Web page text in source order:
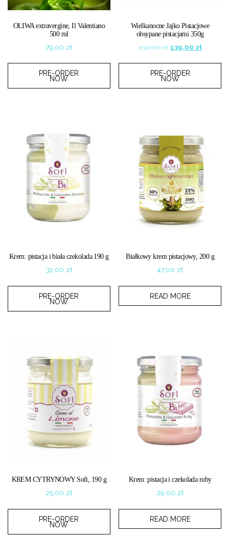
OLIWA extravergine, Il Valentiano
500 ml
79,00 zł
PRE-ORDER
NOW
Wielkanocne Jajko Pistacjowe
obsypane pistacjami 350g
159,00zł Original
159,00 zł.
139,00 złCurrent
PRE-ORDER
NOW
Krem: pistacja i biała czekolada 190 g
32,00 zł
PRE-ORDER
NOW
Białkowy krem pistacjowy, 200 g
47,00 zł
READ MORE
KREM CYTRYNOWY Sofi, 190 g
25,00 zł
PRE-ORDER
NOW
Krem: pistacja i czekolada ruby
29,00 zł
READ MORE